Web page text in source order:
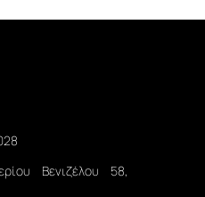
Βενιζέλου 58,